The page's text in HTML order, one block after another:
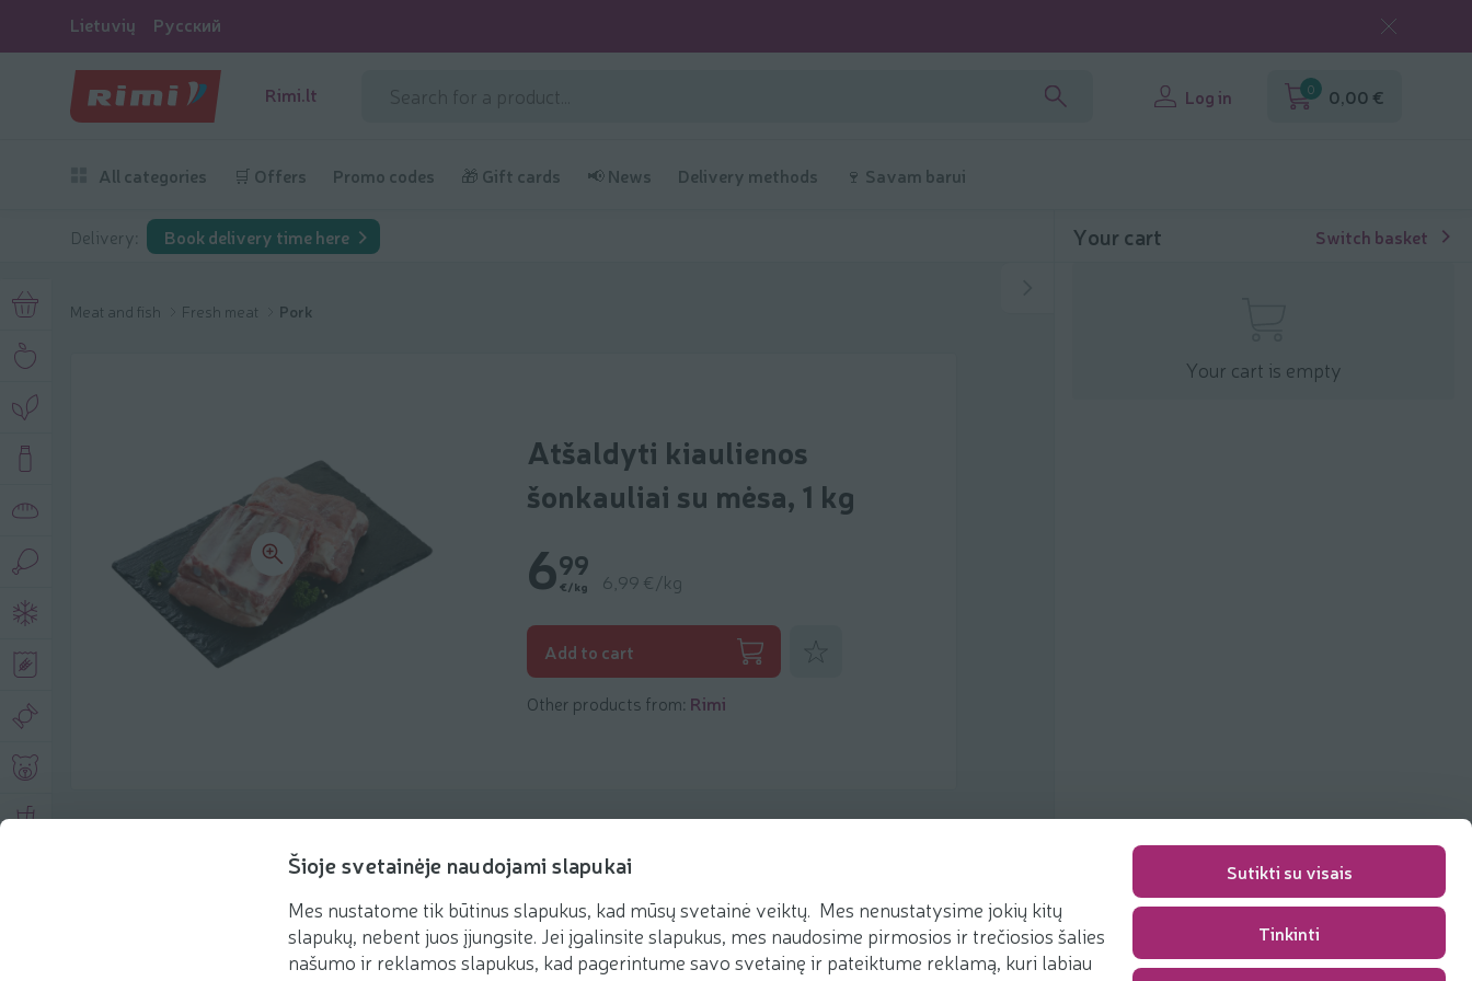
Šioje svetainėje naudojami slapukai
Mes nustatome tik būtinus slapukus, kad mūsų svetainė veiktų. Mes nenustatysime jokių kitų
slapukų, nebent juos įjungsite. Jei įgalinsite slapukus, mes naudosime pirmosios ir trečiosios šalies
našumo ir reklamos slapukus, kad pagerintume savo svetainę ir pateiktume reklamą, kuri labiau
Sutikti su visais
Tinkinti
Lietuvių Русский
Rimi.lt Log in 0 0,00 €
All categories 🛒 Offers Promo codes 🎁 Gift cards 📢 News Delivery methods 🍷 Savam barui
Delivery: Book delivery time here
Meat and fish Fresh meat Pork
Atšaldyti kiaulienos
šonkauliai su mėsa, 1 kg
699
€/kg 6,99 €/kg
Add to cart
Other products from: Rimi
Product description
Recommendations Recipes
Your cart Switch basket
Your cart is empty
Packaging fee 0,00 €